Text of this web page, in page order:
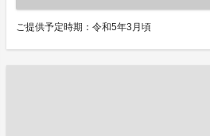
ご提供予定時期：令和5年3月頃